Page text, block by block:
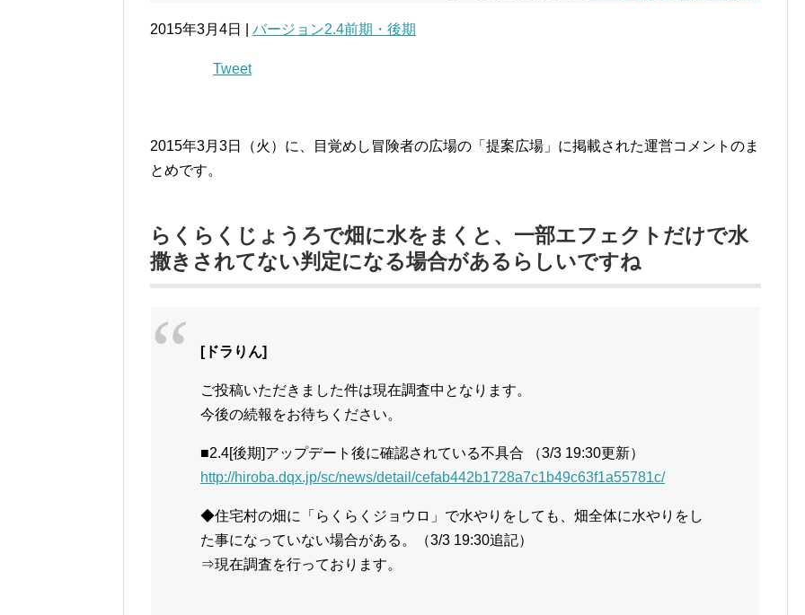
2015年3月4日 | バージョン2.4前期・後期
Tweet
2015年3月3日（火）に、目覚めし冒険者の広場の「提案広場」に掲載された運営コメントのま
とめです。
らくらくじょうろで畑に水をまくと、一部エフェクトだけで水
撒きされてない判定になる場合があるらしいですね
[ドラりん]
ご投稿いただきました件は現在調査中となります。
今後の続報をお待ちください。
■2.4[後期]アップデート後に確認されている不具合 （3/3 19:30更新）
http://hiroba.dqx.jp/sc/news/detail/cefab442b1728a7c1b49c63f1a55781c/
◆住宅村の畑に「らくらくジョウロ」で水やりをしても、畑全体に水やりをし
た事になっていない場合がある。（3/3 19:30追記）
⇒現在調査を行っております。